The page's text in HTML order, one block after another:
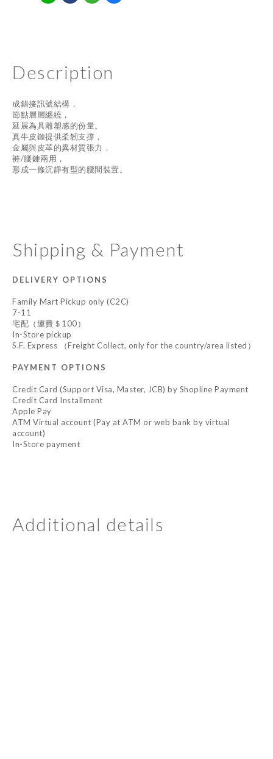
Description
成錯接訊號結構，
節點層層纏繞，
延展為具雕塑感的份量。
真牛皮鏈提供柔韌支撐，
金屬與皮革的異材質張力，
褲/腰鍊兩用，
形成一條沉靜有型的腰間裝置。
Shipping & Payment
DELIVERY OPTIONS
Family Mart Pickup only (C2C)
7-11
宅配（運費＄100）
In-Store pickup
S.F. Express （Freight Collect, only for the country/area listed）
PAYMENT OPTIONS
Credit Card (Support Visa, Master, JCB) by Shopline Payment
Credit Card Installment
Apple Pay
ATM Virtual account (Pay at ATM or web bank by virtual
account)
In-Store payment
Additional details